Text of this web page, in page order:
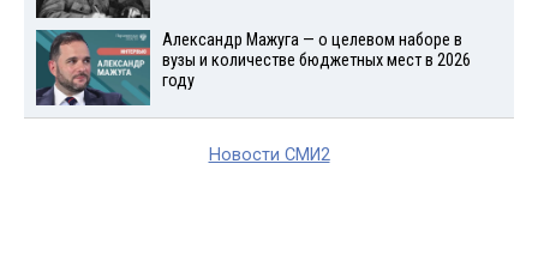
Александр Мажуга — о целевом наборе в
вузы и количестве бюджетных мест в 2026
году
Новости СМИ2